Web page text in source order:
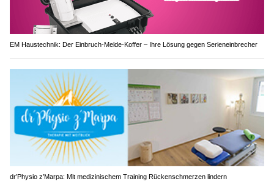
EM Haustechnik: Der Einbruch-Melde-Koffer – Ihre Lösung gegen Serieneinbrecher
dr’Physio z’Marpa: Mit medizinischem Training Rückenschmerzen lindern